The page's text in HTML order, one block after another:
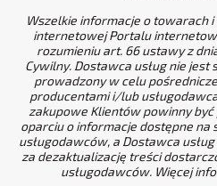
Wszelkie informacje o towarach
internetowej Portalu
rozumieniu art. 66 ustawy z
Cywilny. Dostawca usług nie
prowadzony w celu
producentami i/lub
zakupowe Klientów powinny
oparciu o informacje dostępne
usługodawców, a Dostawca
za dezaktualizację treści
usługodawców. Więcej